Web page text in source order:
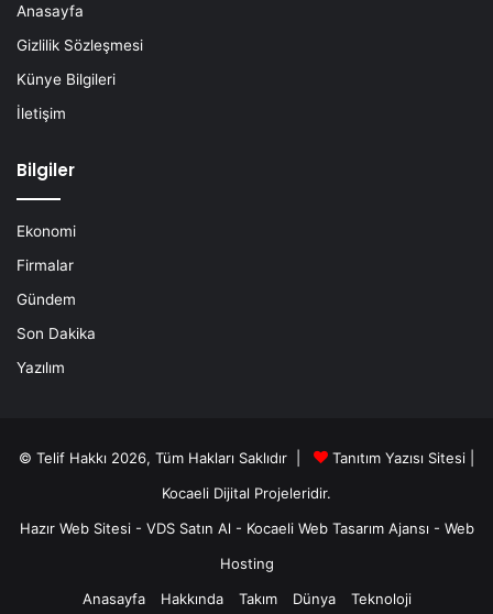
Anasayfa
Gizlilik Sözleşmesi
Künye Bilgileri
İletişim
Bilgiler
Ekonomi
Firmalar
Gündem
Son Dakika
Yazılım
© Telif Hakkı 2026, Tüm Hakları Saklıdır |
Tanıtım Yazısı Sitesi |
Kocaeli Dijital Projeleridir.
Hazır Web Sitesi- VDS Satın Al - Kocaeli Web Tasarım Ajansı - Web
Hosting
Anasayfa
Hakkında Takım Dünya Teknoloji